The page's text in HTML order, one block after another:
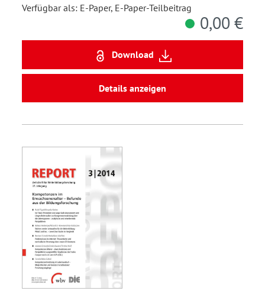
Verfügbar als: E-Paper, E-Paper-Teilbeitrag
0,00 €
Download
Details anzeigen